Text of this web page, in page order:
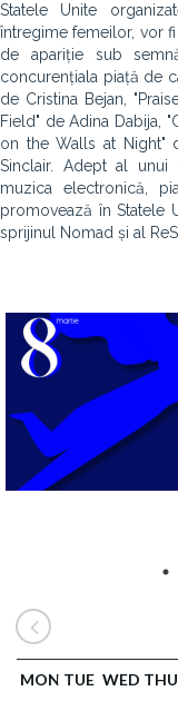
Statele Unite
întregime femeilor, vor
de apariție sub
concurențiala piață de
de Cristina Bejan,
Field" de Adina Dabija,
on the Walls at Night"
Sinclair. Adept al
muzica electronică,
promovează în Statele
sprijinul Nomad și al
MON TUE WED THU